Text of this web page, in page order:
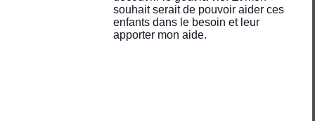
souhait serait de pouvoir aider ces
enfants dans le besoin et leur
apporter mon aide.